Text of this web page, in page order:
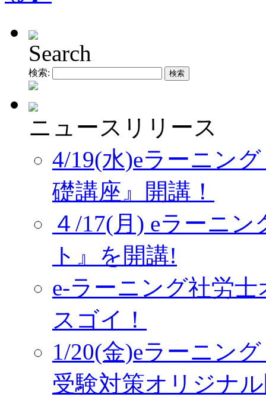
Search
検索:
ニュースリリース
4/19(水)eラーニン
礎講座』開講！
４/17(月) eラーニ
ト』を開講!
e-ラーニング社労
スゴイ！
1/20(金)eラーニン
受験対策オリジナ